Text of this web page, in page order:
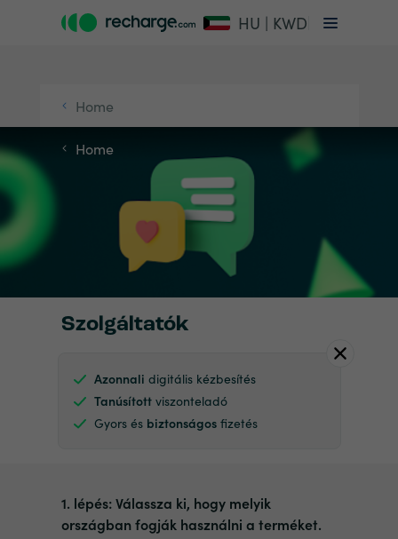
HU | KWD
Home
Home
Szolgáltatók
Azonnali digitális kézbesítés
Tanúsítottviszonteladó
Gyors és biztonságosfizetés
1. lépés: Válassza ki, hogy melyik
országban fogják használni a terméket.